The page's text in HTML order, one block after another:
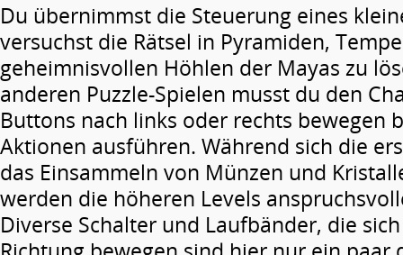
Du übernimmst die Steuerung eines
versuchst die Rätsel in Pyramiden,
geheimnisvollen Höhlen der Mayas zu
anderen Puzzle-Spielen musst du den
Buttons nach links oder rechts bewegen
Aktionen ausführen. Während sich die
das Einsammeln von Münzen und
werden die höheren Levels
Diverse Schalter und Laufbänder, die